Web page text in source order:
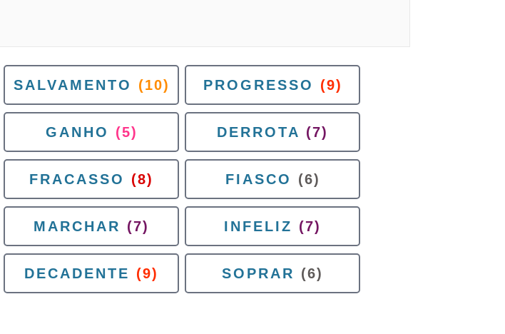
SALVAMENTO (10) PROGRESSO (9)
GANHO (5) DERROTA (7)
FRACASSO (8) FIASCO (6)
MARCHAR (7) INFELIZ (7)
DECADENTE (9) SOPRAR (6)